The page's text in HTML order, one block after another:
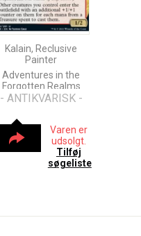
Kalain, Reclusive
Painter
Adventures in the
Forgotten Realms
- ANTIKVARISK -
Varen er
udsolgt.
Tilføj
søgeliste